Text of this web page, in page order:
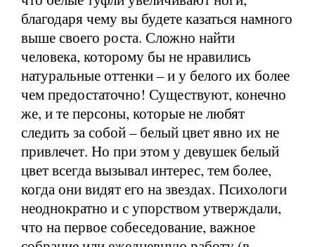
благодаря чему вы будете казаться намного
выше своего роста. Сложно найти
человека, которому бы не нравились
натуральные оттенки – и у белого их более
чем предостаточно! Существуют, конечно
же, и те персоны, которые не любят
следить за собой – белый цвет явно их не
привлечет. Но при этом у девушек белый
цвет всегда вызывал интерес, тем более,
когда они видят его на звездах. Психологи
неоднократно и с упорством утверждали,
что на первое собеседование, важное